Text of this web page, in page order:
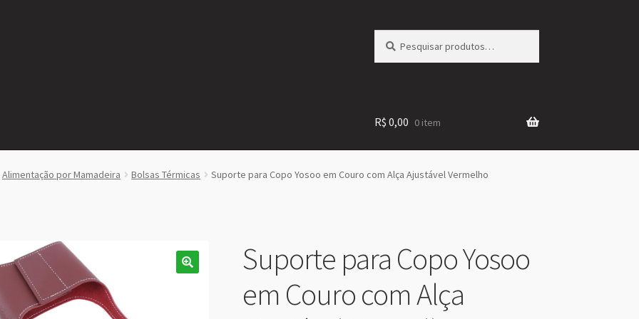
por:
R$ 0,00 0 item
Alimentação por Mamadeira Bolsas Térmicas Suporte para Copo Yosoo em Couro com Alça Ajustável Vermelho
Suporte para Copo Yosoo
em Couro com Alça